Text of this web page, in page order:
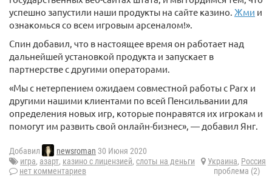
успешно запустили наши продукты на сайте казино. Жми и
ознакомься со всем игровым арсеналом!».
Спин добавил, что в настоящее время он работает над
дальнейшей установкой продукта и запускает в
партнерстве с другими операторами.
«Мы с нетерпением ожидаем совместной работы с Parx и
другими нашими клиентами по всей Пенсильвании для
определения новых игр, которые понравятся их игрокам и
помогут им развить свой онлайн-бизнес», — добавил Янг.
Добавил newsroman 30 Июня 2020
игра, азарт, казино с лицензией, слоты на деньги Украина, Россия
нет комментариев
проблема (2)